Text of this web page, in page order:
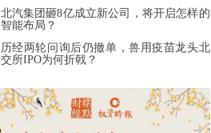
北汽集团砸8亿成立新公司，将开启怎样的
智能布局？
历经两轮问询后仍撤单，兽用疫苗龙头北
交所IPO为何折戟？